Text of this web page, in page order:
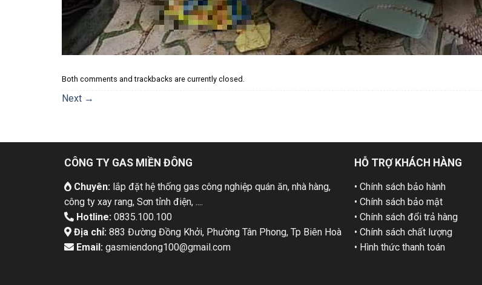
Both comments and trackbacks are currently closed.
Next →
CÔNG TY GAS MIỀN ĐÔNG
Chuyên:lắp đặt hệ thống gas công nghiệp quán ăn, nhà hàng,
công ty xay rang, Sơn tỉnh điện, ....
Hotline: 0835.100.100
Địa chỉ:883 Đường Đồng Khởi, Phường Tân Phong, Tp Biên Hoà
Email:gasmiendong100@gmail.com
HỖ TRỢ KHÁCH HÀNG
• Chính sách bảo hành
• Chính sách bảo mật
• Chính sách đổi trả hàng
• Chính sách chất lượng
• Hình thức thanh toán